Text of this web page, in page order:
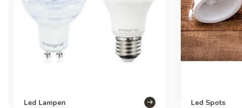
Led Lampen Led Spots